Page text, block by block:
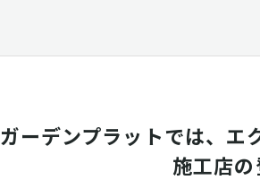
ガーデンプラットでは、エ
施工店の